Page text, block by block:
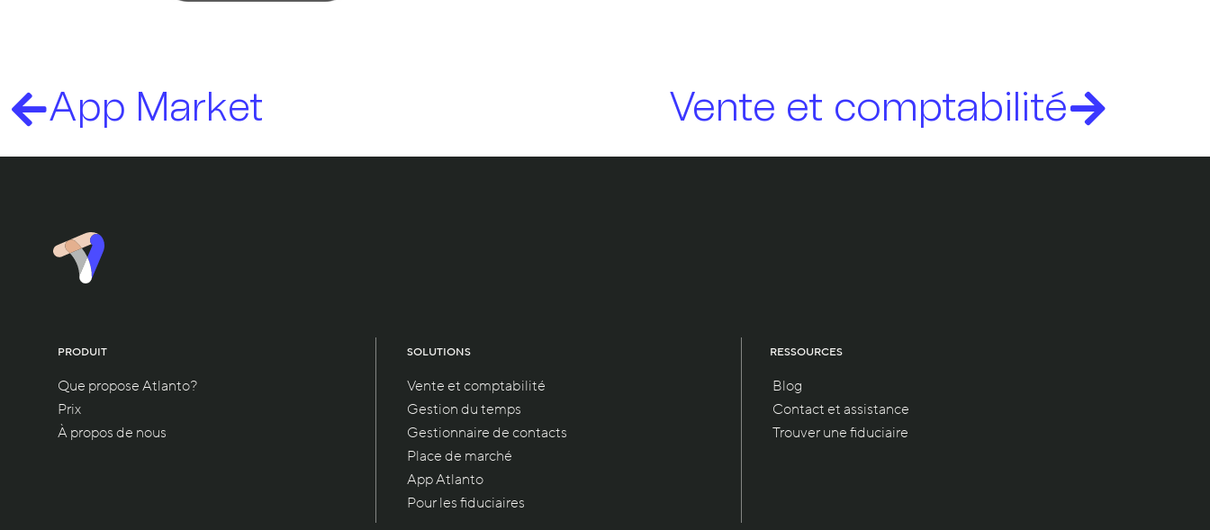
App Market Vente et comptabilité
PRODUIT
Que propose Atlanto?
Prix
À propos de nous
SOLUTIONS
Vente et comptabilité
Gestion du temps
Gestionnaire de contacts
Place de marché
App Atlanto
Pour les fiduciaires
RESSOURCES
Blog
Contact et assistance
Trouver une fiduciaire